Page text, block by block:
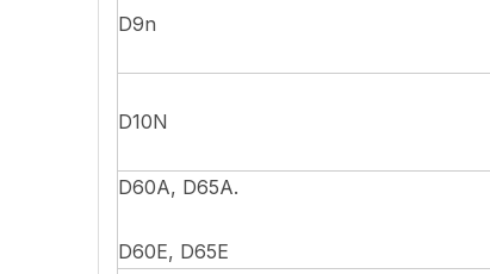
D9n
D10N
D60A, D65A.
D60E, D65E